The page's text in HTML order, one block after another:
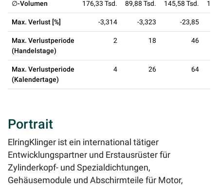
∅-Volumen 176,33 Tsd. 89,88 Tsd. 145,58 Tsd.
Max. Verlust [%] -3,314 -3,323 -23,85
Max. Verlustperiode
(Handelstage)
2 18 46
Max. Verlustperiode
(Kalendertage)
4 26 64
Portrait
ElringKlinger ist ein international tätiger
Entwicklungspartner und Erstausrüster für
Zylinderkopf- und Spezialdichtungen,
Gehäusemodule und Abschirmteile für Motor,